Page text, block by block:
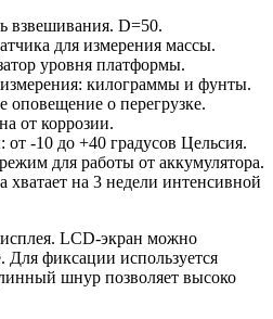
взвешивания. D=50.
для измерения массы.
уровня платформы.
килограммы и фунты.
оповещение о перегрузке.
от коррозии.
от -10 до +40 градусов Цельсия.
для работы от аккумулятора.
хватает на 3 недели интенсивной
LCD-экран можно
Для фиксации используется
шнур позволяет высоко